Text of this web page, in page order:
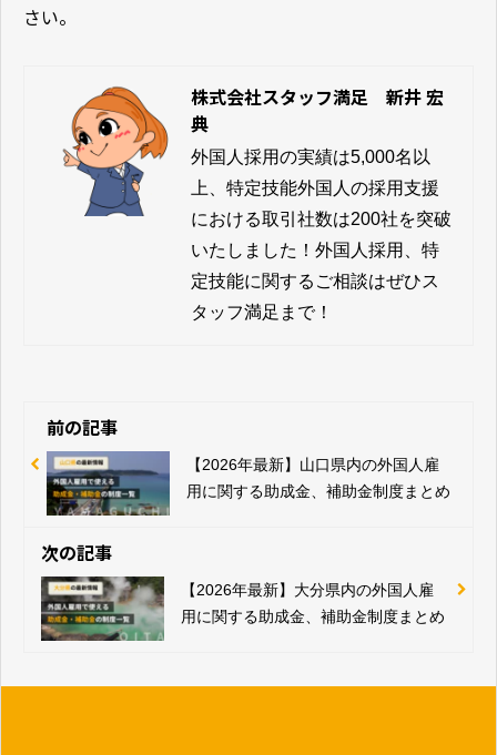
さい。
株式会社スタッフ満足 新井 宏
典
外国人採用の実績は5,000名以
上、特定技能外国人の採用支援
における取引社数は200社を突破
いたしました！外国人採用、特
定技能に関するご相談はぜひス
タッフ満足まで！
前の記事
【2026年最新】山口県内の外国人雇
用に関する助成金、補助金制度まとめ
次の記事
【2026年最新】大分県内の外国人雇
用に関する助成金、補助金制度まとめ